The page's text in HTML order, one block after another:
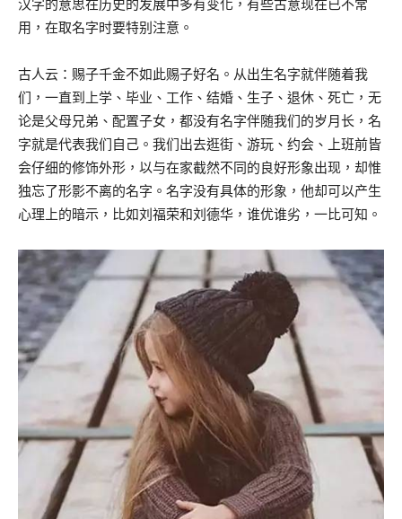
汉字的意思在历史的发展中多有变化，有些古意现在已不常
用，在取名字时要特别注意。
古人云：赐子千金不如此赐子好名。从出生名字就伴随着我
们，一直到上学、毕业、工作、结婚、生子、退休、死亡，无
论是父母兄弟、配置子女，都没有名字伴随我们的岁月长，名
字就是代表我们自己。我们出去逛街、游玩、约会、上班前皆
会仔细的修饰外形，以与在家截然不同的良好形象出现，却惟
独忘了形影不离的名字。名字没有具体的形象，他却可以产生
心理上的暗示，比如刘福荣和刘德华，谁优谁劣，一比可知。